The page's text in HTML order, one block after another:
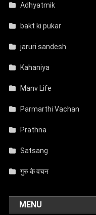
Adhyatmik
bakt ki pukar
jaruri sandesh
Kahaniya
Manv Life
Parmarthi Vachan
Prathna
Satsang
गुरु के वचन
MENU